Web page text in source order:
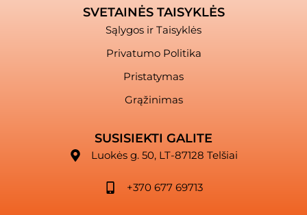
SVETAINĖS TAISYKLĖS
Sąlygos ir Taisyklės
Privatumo Politika
Pristatymas
Grąžinimas
SUSISIEKTI GALITE
Luokės g. 50, LT-87128 Telšiai
+370 677 69713